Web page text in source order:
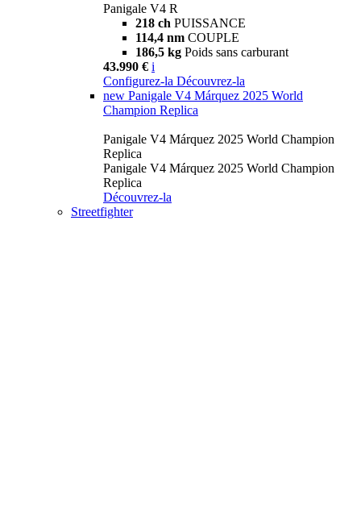
Panigale V4 R
218 ch PUISSANCE
114,4 nm COUPLE
186,5 kg Poids sans carburant
43.990 € i
Configurez-la Découvrez-la
new Panigale V4 Márquez 2025 World
Champion Replica
Panigale V4 Márquez 2025 World Champion
Replica
Panigale V4 Márquez 2025 World Champion
Replica
Découvrez-la
Streetfighter